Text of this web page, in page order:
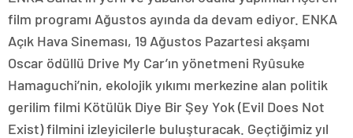
film programı Ağustos ayında da devam ediyor. ENKA
Açık Hava Sineması, 19 Ağustos Pazartesi akşamı
Oscar ödüllü Drive My Car’ın yönetmeni Ryûsuke
Hamaguchi’nin, ekolojik yıkımı merkezine alan politik
gerilim filmi Kötülük Diye Bir Şey Yok (Evil Does Not
Exist) filmini izleyicilerle buluşturacak. Geçtiğimiz yıl